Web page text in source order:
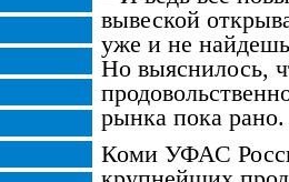
вывеской
уже и не
Но выяснилось,
рынка пока рано.
Коми УФАС